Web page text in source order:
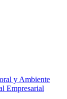
y Ambiente
Empresarial